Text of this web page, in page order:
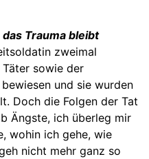
Trauma bleibt
zweimal
sowie der
und sie wurden
Doch die Folgen der Tat
Ängste, ich überleg mir
wohin ich gehe, wie
nicht mehr ganz so